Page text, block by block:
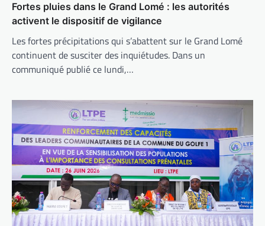
Fortes pluies dans le Grand Lomé : les autorités
activent le dispositif de vigilance
Les fortes précipitations qui s’abattent sur le Grand Lomé
continuent de susciter des inquiétudes. Dans un
communiqué publié ce lundi,…